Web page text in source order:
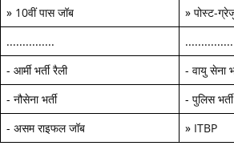
» 10वीं पास जॉब » पोस्ट-
...............
...............
- आर्मी भर्ती रैली - वायु सेना
- नौसेना भर्ती - पुलिस भर्ती
- असम राइफल जॉब » ITBP